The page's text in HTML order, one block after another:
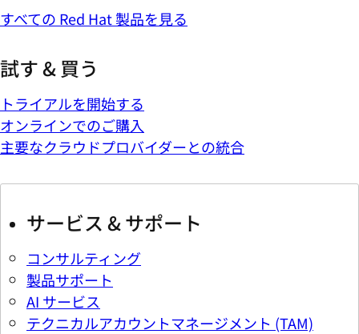
すべての Red Hat 製品を見る
試す & 買う
トライアルを開始する
オンラインでのご購入
主要なクラウドプロバイダーとの統合
サービス & サポート
コンサルティング
製品サポート
AI サービス
テクニカルアカウントマネージメント (TAM)